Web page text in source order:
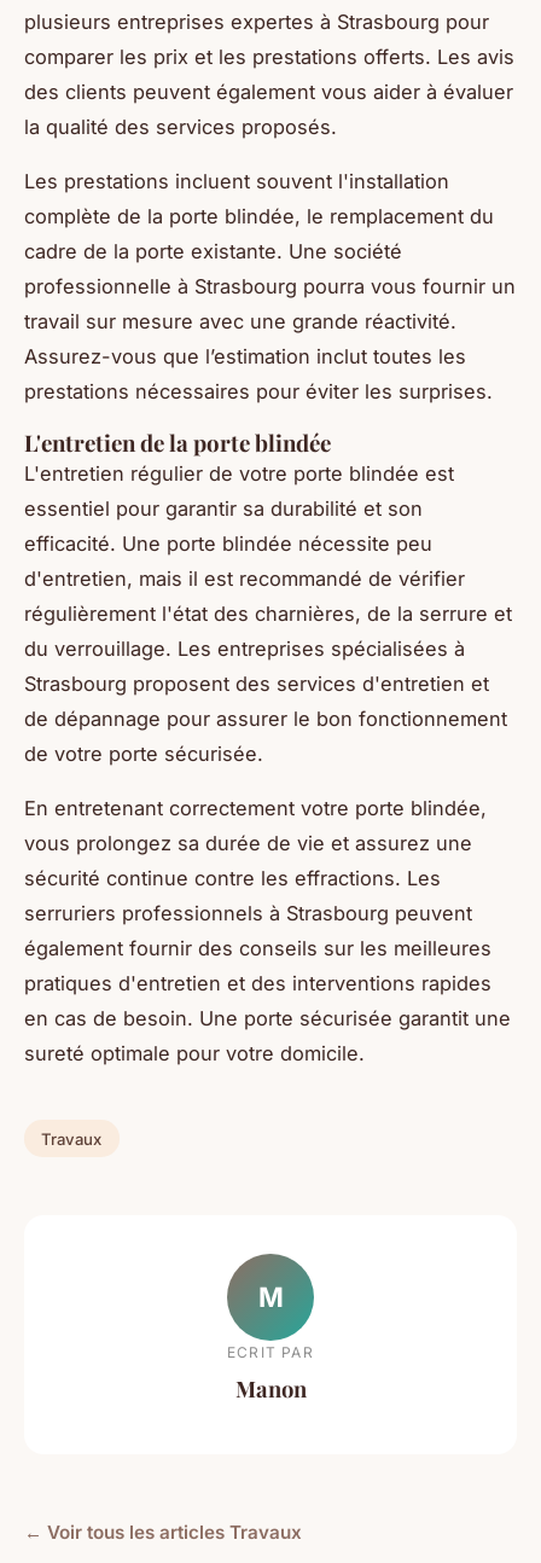
plusieurs entreprises expertes à Strasbourg pour
comparer les prix et les prestations offerts. Les avis
des clients peuvent également vous aider à évaluer
la qualité des services proposés.
Les prestations incluent souvent l'installation
complète de la porte blindée, le remplacement du
cadre de la porte existante. Une société
professionnelle à Strasbourg pourra vous fournir un
travail sur mesure avec une grande réactivité.
Assurez-vous que l’estimation inclut toutes les
prestations nécessaires pour éviter les surprises.
L'entretien de la porte blindée
L'entretien régulier de votre porte blindée est
essentiel pour garantir sa durabilité et son
efficacité. Une porte blindée nécessite peu
d'entretien, mais il est recommandé de vérifier
régulièrement l'état des charnières, de la serrure et
du verrouillage. Les entreprises spécialisées à
Strasbourg proposent des services d'entretien et
de dépannage pour assurer le bon fonctionnement
de votre porte sécurisée.
En entretenant correctement votre porte blindée,
vous prolongez sa durée de vie et assurez une
sécurité continue contre les effractions. Les
serruriers professionnels à Strasbourg peuvent
également fournir des conseils sur les meilleures
pratiques d'entretien et des interventions rapides
en cas de besoin. Une porte sécurisée garantit une
sureté optimale pour votre domicile.
Travaux
M
ECRIT PAR
Manon
← Voir tous les articles Travaux